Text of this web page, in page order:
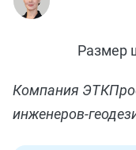
Размер
Компания
инженеров-